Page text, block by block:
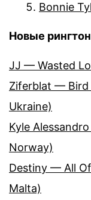
Bonnie
Новые
JJ — Wasted
Ziferblat — Bird
Ukraine)
Kyle
Norway)
Destiny — All
Malta)